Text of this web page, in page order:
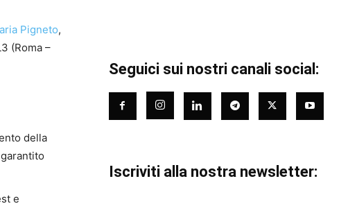
Pigneto,
(Roma –
della
e
Seguici sui nostri canali social:
Iscriviti alla nostra newsletter: